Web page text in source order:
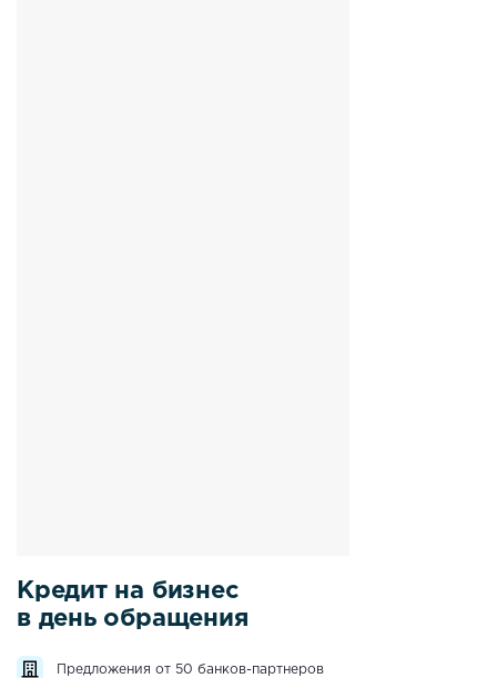
Кредит на бизнес
в день обращения
Предложения от 50 банков-партнеров